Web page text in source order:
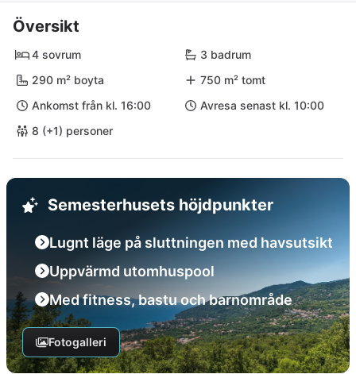
Översikt
4 sovrum
3 badrum
290 m² boyta
750 m² tomt
Ankomst från kl. 16:00
Avresa senast kl. 10:00
8 (+1) personer
Semesterhusets höjdpunkter
Lugnt läge på sluttningen med havsutsikt
Uppvärmd utomhuspool
Med fitness, bastu och barnområde
Fotogalleri